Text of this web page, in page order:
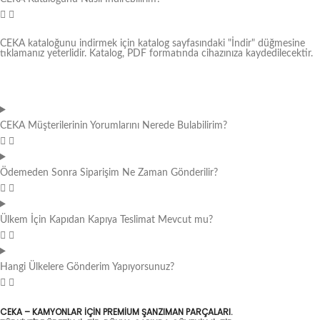
CEKA kataloğunu indirmek için katalog sayfasındaki "İndir" düğmesine
tıklamanız yeterlidir. Katalog, PDF formatında cihazınıza kaydedilecektir.
CEKA Müşterilerinin Yorumlarını Nerede Bulabilirim?
Ödemeden Sonra Siparişim Ne Zaman Gönderilir?
Ülkem İçin Kapıdan Kapıya Teslimat Mevcut mu?
Hangi Ülkelere Gönderim Yapıyorsunuz?
CEKA – KAMYONLAR IÇIN PREMIUM ŞANZIMAN PARÇALARI.